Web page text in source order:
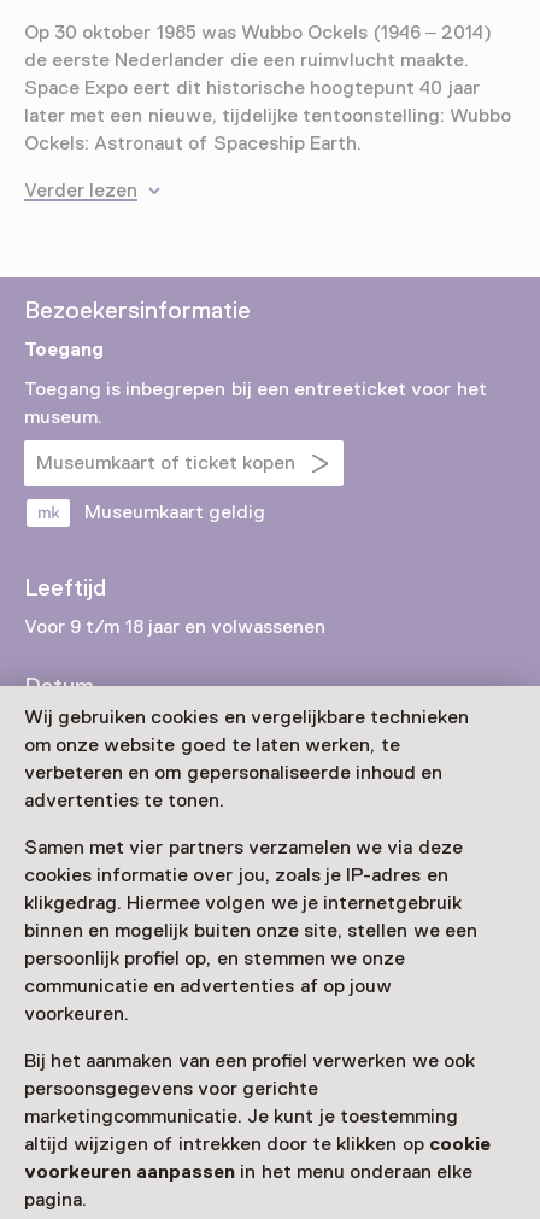
Wij gebruiken cookies en vergelijkbare technieken
om onze website goed te laten werken, te
verbeteren en om gepersonaliseerde inhoud en
advertenties te tonen.
Samen met vier partners verzamelen we via deze
cookies informatie over jou, zoals je IP-adres en
klikgedrag. Hiermee volgen we je internetgebruik
binnen en mogelijk buiten onze site, stellen we een
persoonlijk profiel op, en stemmen we onze
communicatie en advertenties af op jouw
voorkeuren.
Bij het aanmaken van een profiel verwerken we ook
persoonsgegevens voor gerichte
marketingcommunicatie. Je kunt je toestemming
altijd wijzigen of intrekken door te klikken op cookie
voorkeuren aanpassen in het menu onderaan elke
pagina.
Op 30 oktober 1985 was Wubbo Ockels (1946 – 2014)
de eerste Nederlander die een ruimvlucht maakte.
Space Expo eert dit historische hoogtepunt 40 jaar
later met een nieuwe, tijdelijke tentoonstelling: Wubbo
Ockels: Astronaut of Spaceship Earth.
Verder lezen
Bezoekersinformatie
Toegang
Toegang is inbegrepen bij een entreeticket voor het
museum.
Museumkaart of ticket kopen
Museumkaart geldig
Leeftijd
Voor 9 t/m 18 jaar en volwassenen
Datum
T/m 31 december van 10:00 tot 17:00
Toon beschikbaarheid
Space Expo
Keplerlaan 3
2201 AZ Noordwijk
Route plannenOpent in een nieuw tabblad
071 - 20 01 400
Meer openingstijden
Zien & doen in Space